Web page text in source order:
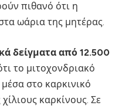
πιθανό ότι η
ωάρια της μητέρας.
δείγματα από 12.500
το μιτοχονδριακό
στο καρκινικό
καρκίνους. Σε